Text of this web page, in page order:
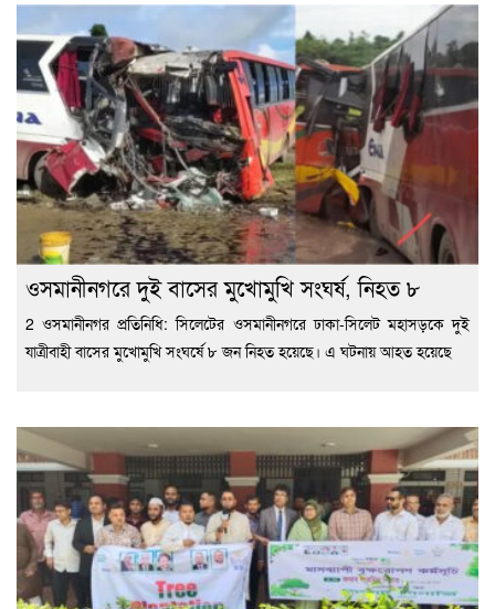
ওসমানীনগরে দুই বাসের মুখোমুখি সংঘর্ষ, নিহত ৮
2 ওসমানীনগর প্রতিনিধি: সিলেটের ওসমানীনগরে ঢাকা-সিলেট মহাসড়কে দুই
যাত্রীবাহী বাসের মুখোমুখি সংঘর্ষে ৮ জন নিহত হয়েছে। এ ঘটনায় আহত হয়েছে